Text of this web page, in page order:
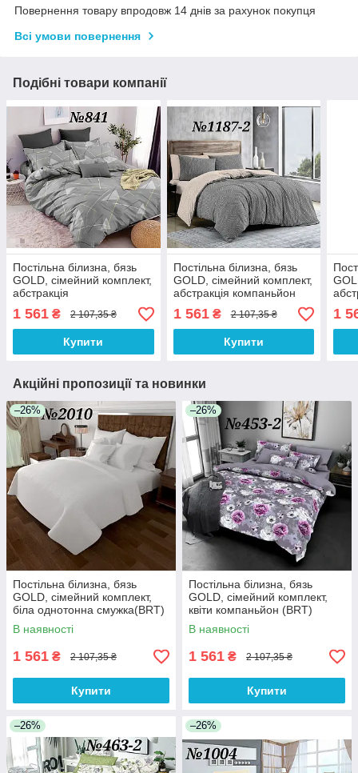
Повернення товару впродовж 14 днів за рахунок покупця
Всі умови повернення
Подібні товари компанії
Постільна білизна, бязь
GOLD, сімейний комплект,
абстракція
1 561 ₴ 2 107,35 ₴
Купити
Постільна білизна, бязь
GOLD, сімейний комплект,
абстракція компаньйон
1 561₴ 2 107,35 ₴
Купити
1
Акційні пропозиції та новинки
–26%
Постільна білизна, бязь
GOLD, сімейний комплект,
біла однотонна смужка(BRT)
В наявності
1 561 ₴ 2 107,35 ₴
Купити
–26%
Постільна білизна, бязь
GOLD, сімейний комплект,
квіти компаньйон (BRT)
В наявності
1 561 ₴ 2 107,35 ₴
Купити
–26% –26%